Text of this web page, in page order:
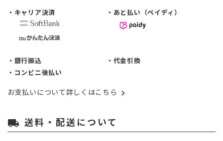
・キャリア決済 ・あと払い（ペイディ）
・銀行振込
・代金引換
・コンビニ後払い
お支払いについて詳しくはこちら
local_shipping 送料・配送について